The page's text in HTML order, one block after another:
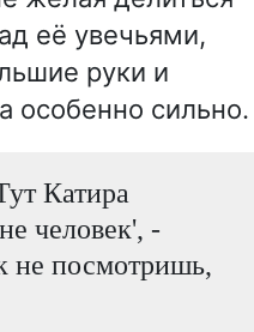
её увечьями,
руки и
особенно сильно.
Катира
человек', -
не посмотришь,